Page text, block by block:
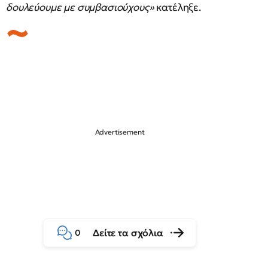
δουλεύουμε με συμβασιούχους»κατέληξε.
0 Δείτε τα σχόλια